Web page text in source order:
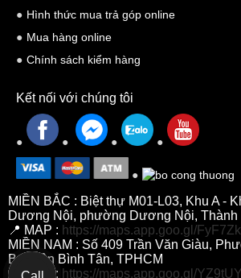
Hình thức mua trả góp online
Mua hàng online
Chính sách kiểm hàng
Kết nối với chúng tôi
MIỀN BẮC : Biệt thự M01-L03, Khu A -
Dương Nội, phường Dương Nội, Thành
📍 MAP : https://maps.app.goo.gl/
MIỀN NAM : Số 409 Trần Văn Giàu,
B, Quận Bình Tân, TPHCM
📍 MAP : https://maps.app.goo.gl/